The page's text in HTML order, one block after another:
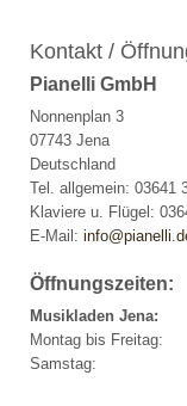
Kontakt /
Pianelli GmbH
Nonnenplan 3
07743 Jena
Deutschland
Tel. allgemein: 03641
Klaviere u. Flügel:
E-Mail:
Öffnungszeiten:
Musikladen Jena:
Montag bis Freitag:
Samstag: